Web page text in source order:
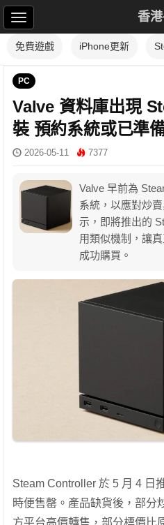
香
免費遊戲 iPhone更新
PC
Valve 資料庫出現
裝 預約系統或已準
2026-05-11 7377
Valve 早前為
系統，以應對炒
示，即將推出的
用類似機制，讓
成功購買。
Steam Controller 於 5 月 4 日
時便售罄。產品缺貨後，部分